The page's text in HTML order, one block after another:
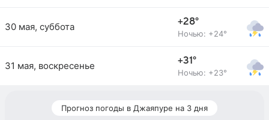
30 мая, суббота +28°
Ночью: +24°
31 мая, воскресенье +31°
Ночью: +23°
Прогноз погоды в Джаяпуре на 3 дня